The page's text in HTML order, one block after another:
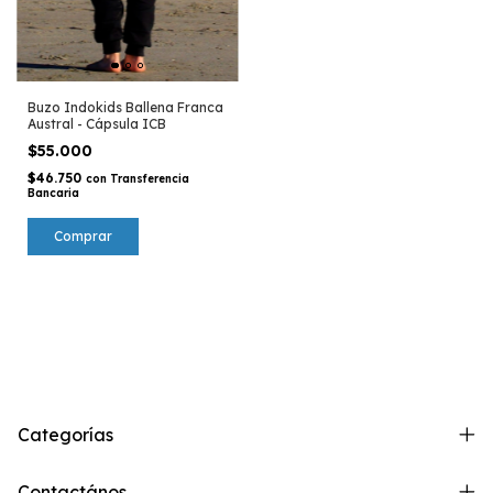
Buzo Indokids Ballena Franca
Austral - Cápsula ICB
$55.000
$46.750 con Transferencia
Bancaria
Comprar
Categorías